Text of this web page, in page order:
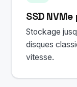
SSD NVMe
Stockage
disques
vitesse.